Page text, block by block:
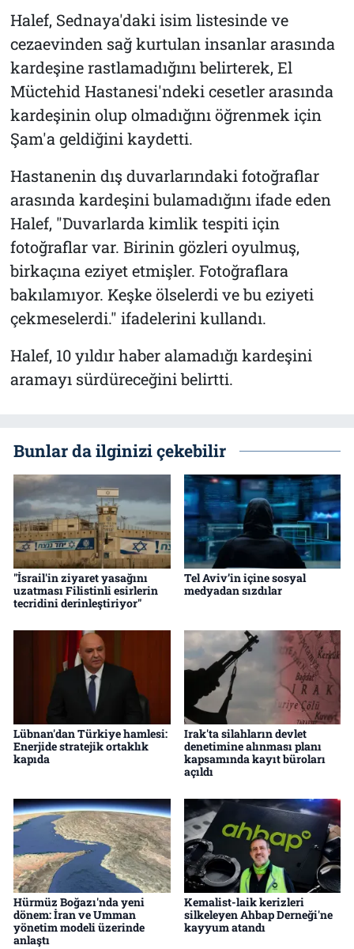
Halef, Sednaya'daki isim listesinde ve
cezaevinden sağ kurtulan insanlar arasında
kardeşine rastlamadığını belirterek, El
Müctehid Hastanesi'ndeki cesetler arasında
kardeşinin olup olmadığını öğrenmek için
Şam'a geldiğini kaydetti.
Hastanenin dış duvarlarındaki fotoğraflar
arasında kardeşini bulamadığını ifade eden
Halef, "Duvarlarda kimlik tespiti için
fotoğraflar var. Birinin gözleri oyulmuş,
birkaçına eziyet etmişler. Fotoğraflara
bakılamıyor. Keşke ölselerdi ve bu eziyeti
çekmeselerdi." ifadelerini kullandı.
Halef, 10 yıldır haber alamadığı kardeşini
aramayı sürdüreceğini belirtti.
Bunlar da ilginizi çekebilir
"İsrail'in ziyaret yasağını
uzatması Filistinli esirlerin
tecridini derinleştiriyor"
Tel Aviv’in içine sosyal
medyadan sızdılar
Lübnan'dan Türkiye hamlesi:
Enerjide stratejik ortaklık
kapıda
Irak'ta silahların devlet
denetimine alınması planı
kapsamında kayıt büroları
açıldı
Hürmüz Boğazı'nda yeni
dönem: İran ve Umman
yönetim modeli üzerinde
anlaştı
Kemalist-laik kerizleri
silkeleyen Ahbap Derneği'ne
kayyum atandı